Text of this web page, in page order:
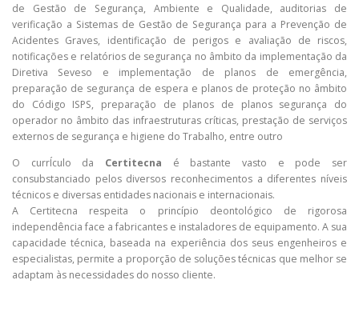
de Gestão de Segurança, Ambiente e Qualidade, auditorias de
verificação a Sistemas de Gestão de Segurança para a Prevenção de
Acidentes Graves, identificação de perigos e avaliação de riscos,
notificações e relatórios de segurança no âmbito da implementação da
Diretiva Seveso e implementação de planos de emergência,
preparação de segurança de espera e planos de proteção no âmbito
do Código ISPS, preparação de planos de planos segurança do
operador no âmbito das infraestruturas críticas, prestação de serviços
externos de segurança e higiene do Trabalho, entre outro
O currÍculo da Certitecna é bastante vasto e pode ser
consubstanciado pelos diversos reconhecimentos a diferentes níveis
técnicos e diversas entidades nacionais e internacionais.
A Certitecna respeita o princípio deontológico de rigorosa
independência face a fabricantes e instaladores de equipamento. A sua
capacidade técnica, baseada na experiência dos seus engenheiros e
especialistas, permite a proporção de soluções técnicas que melhor se
adaptam às necessidades do nosso cliente.